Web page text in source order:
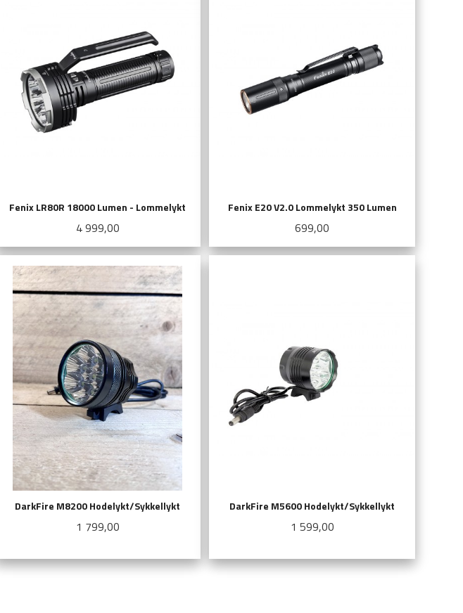
Fenix LR80R 18000 Lumen - Lommelykt
Pris
4 999,00
LES MER
Fenix E20 V2.0 Lommelykt 350 Lumen
Pris
699,00
DarkFire M8200 Hodelykt/Sykkellykt
Pris
1 799,00
DarkFire M5600 Hodelykt/Sykkellykt
Pris
1 599,00